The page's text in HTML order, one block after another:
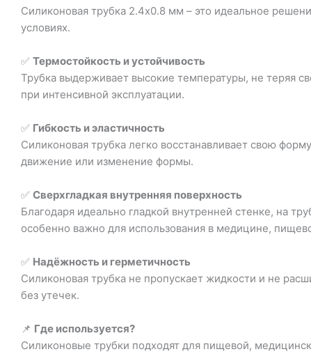
Силиконовая трубка 2.4х0.8 мм – это идеальное
условиях.
✅ Термостойкость и устойчивость
Трубка выдерживает высокие температуры, не теряя
при интенсивной эксплуатации.
✅ Гибкость и эластичность
Силиконовая трубка легко восстанавливает свою
движение или изменение формы.
✅ Сверхгладкая внутренняя поверхность
Благодаря идеально гладкой внутренней стенке, на
особенно важно для использования в медицине,
✅ Надёжность и герметичность
Силиконовая трубка не пропускает жидкости и не
без утечек.
📌 Где используется?
Силиконовые трубки подходят для пищевой,